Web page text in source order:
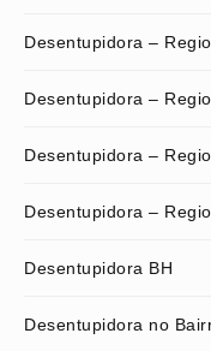
Desentupidora –
Desentupidora –
Desentupidora –
Desentupidora –
Desentupidora BH
Desentupidora no